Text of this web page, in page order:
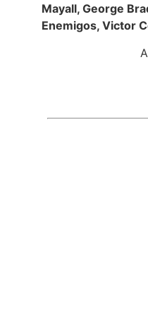
Mayall, George
Enemigos, Victor